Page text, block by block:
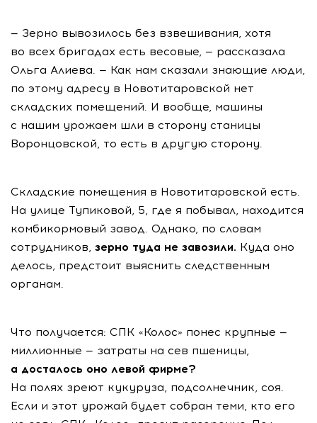
— Зерно вывозилось без взвешивания, хотя
во всех бригадах есть весовые, — рассказала
Ольга Алиева. — Как нам сказали знающие люди,
по этому адресу в Новотитаровской нет
складских помещений. И вообще, машины
с нашим урожаем шли в сторону станицы
Воронцовской, то есть в другую сторону.
Складские помещения в Новотитаровской есть.
На улице Тупиковой, 5, где я побывал, находится
комбикормовый завод. Однако, по словам
сотрудников, зерно туда не завозили. Куда оно
делось, предстоит выяснить следственным
органам.
Что получается: СПК «Колос» понес крупные —
миллионные — затраты на сев пшеницы,
а досталось оно левой фирме?
На полях зреют кукуруза, подсолнечник, соя.
Если и этот урожай будет собран теми, кто его